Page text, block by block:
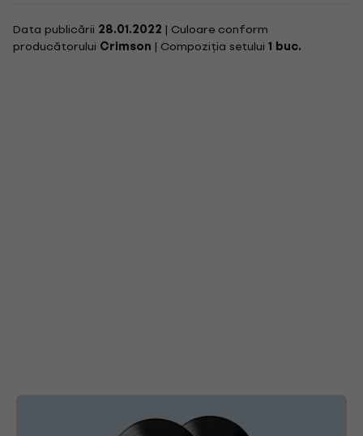
Data publicării 28.01.2022 | Culoare conform
producătorului Crimson | Compoziția setului 1 buc.